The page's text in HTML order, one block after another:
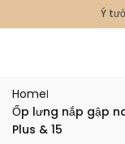
to
Ý
Home|
Ốp lưng nắp gập
Plus & 15